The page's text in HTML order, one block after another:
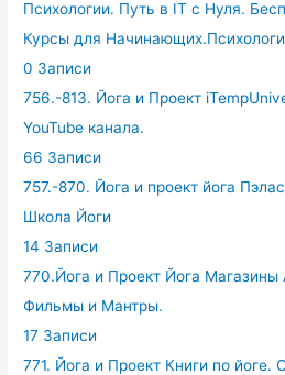
Психологии. Путь в IT с Нуля.
Курсы для
0 Записи
756.-813. Йога и Проект
YouTube канала.
66 Записи
757.-870. Йога и проект йога
Школа Йоги
14 Записи
770.Йога и Проект Йога Магазины
Фильмы и Мантры.
17 Записи
771. Йога и Проект Книги по йоге.